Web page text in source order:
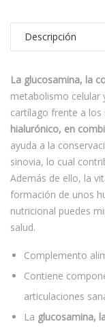
Descripción
La glucosamina, la
metabolismo celular
cartílago frente a los
hialurónico, en
ayuda a la
sinovia, lo cual
Además de ello, la
formación de unos
nutricional puedes
salud.
Complemento
Contiene
articulaciones
La glucosamina,